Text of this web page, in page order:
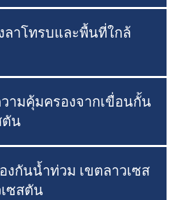
ลาโทรบและพื้นที่ใกล้
ามคุ้มครองจากเขื่อนกั้น
ตัน
กันน้ำท่วม เขตลาวเซส
ซสตัน